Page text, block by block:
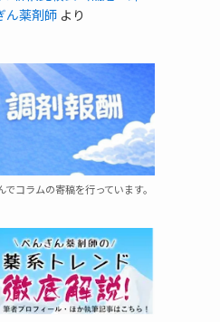
ん薬剤師 より
コラムの寄稿を行っています。